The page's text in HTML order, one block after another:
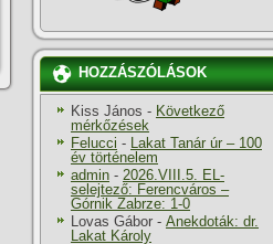
HOZZÁSZÓLÁSOK
Kiss János - Következő
mérkőzések
Felucci - Lakat Tanár úr – 100
év történelem
admin - 2026.VIII.5. EL-
selejtező: Ferencváros –
Górnik Zabrze: 1-0
Lovas Gábor - Anekdoták: dr.
Lakat Károly